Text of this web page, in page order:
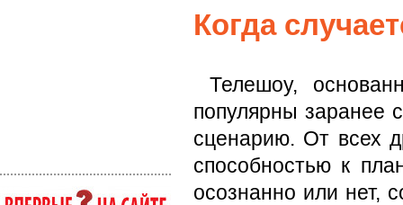
Когда
Телешоу,
популярны заранее
сценарию. От всех
способностью к
осознанно или нет,